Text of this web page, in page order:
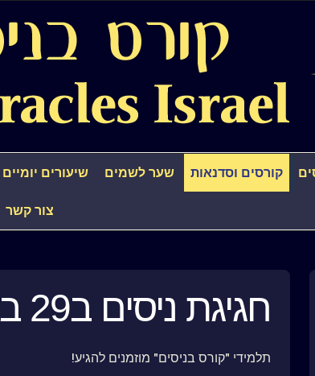
קורסים וסדנאות שער לשמים שיעורים יומיים
צור קשר
חגיגת ניסים ב29 באוקטובר 2017
תלמידי "קורס בניסים" מוזמנים להגיע!